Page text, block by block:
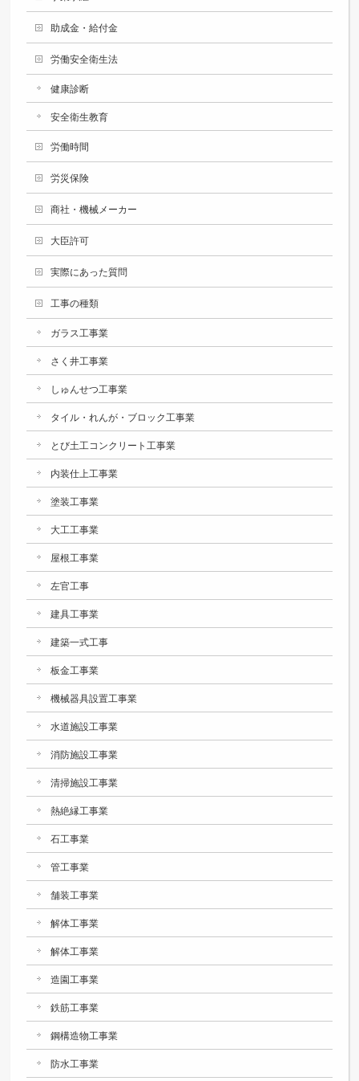
助成金・給付金
労働安全衛生法
健康診断
安全衛生教育
労働時間
労災保険
商社・機械メーカー
大臣許可
実際にあった質問
工事の種類
ガラス工事業
さく井工事業
しゅんせつ工事業
タイル・れんが・ブロック工事業
とび土工コンクリート工事業
内装仕上工事業
塗装工事業
大工工事業
屋根工事業
左官工事
建具工事業
建築一式工事
板金工事業
機械器具設置工事業
水道施設工事業
消防施設工事業
清掃施設工事業
熱絶縁工事業
石工事業
管工事業
舗装工事業
解体工事業
解体工事業
造園工事業
鉄筋工事業
鋼構造物工事業
防水工事業